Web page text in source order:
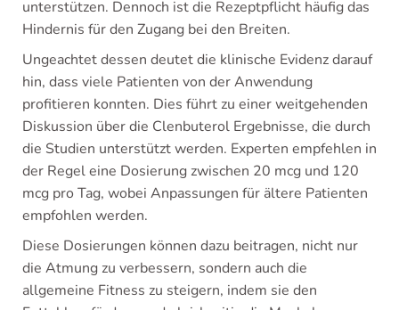
unterstützen. Dennoch ist die Rezeptpflicht häufig das
Hindernis für den Zugang bei den Breiten.
Ungeachtet dessen deutet die klinische Evidenz darauf
hin, dass viele Patienten von der Anwendung
profitieren konnten. Dies führt zu einer weitgehenden
Diskussion über die Clenbuterol Ergebnisse, die durch
die Studien unterstützt werden. Experten empfehlen in
der Regel eine Dosierung zwischen 20 mcg und 120
mcg pro Tag, wobei Anpassungen für ältere Patienten
empfohlen werden.
Diese Dosierungen können dazu beitragen, nicht nur
die Atmung zu verbessern, sondern auch die
allgemeine Fitness zu steigern, indem sie den